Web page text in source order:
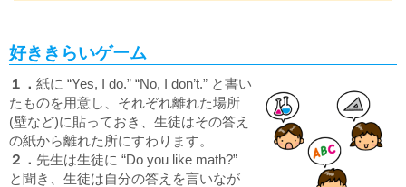
好ききらいゲーム
１． 紙に “Yes, I do.” “No, I don’t.” と書い
たものを用意し、それぞれ離れた場所
(壁など)に貼っておき、生徒はその答え
の紙から離れた所にすわります。
２． 先生は生徒に “Do you like math?”
と聞き、生徒は自分の答えを言いなが